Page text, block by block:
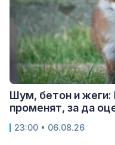
Шум, бетон и жеги:
променят, за да
23:00 • 06.08.26